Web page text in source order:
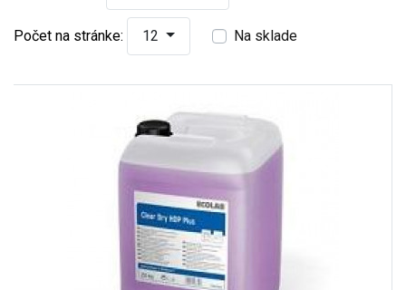
Počet na stránke: 12 Na sklade